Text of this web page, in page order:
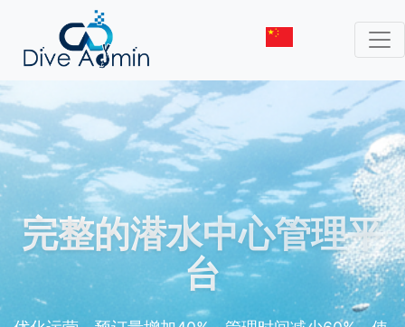
完整的潜水中心管理平
台